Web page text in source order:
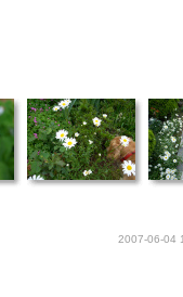
2007-06-04